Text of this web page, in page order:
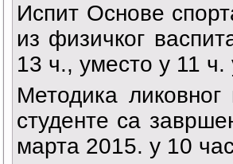
Испит Основе
из физичког
13 ч., уместо у 11
Методика
студенте са
марта 2015. у 10